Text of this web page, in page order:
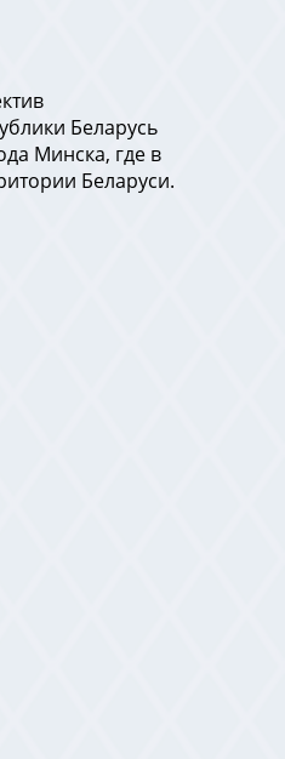
Беларусь
Минска, где в
Беларуси.